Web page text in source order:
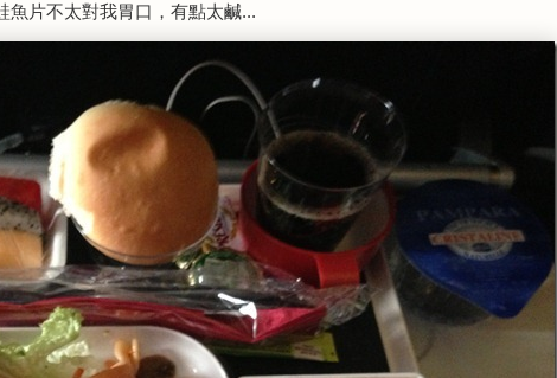
魚片不太對我胃口，有點太鹹...